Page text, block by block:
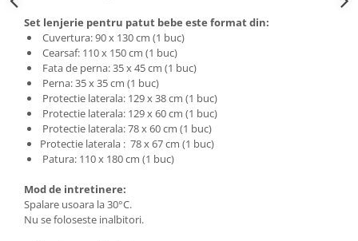
Set lenjerie pentru patut bebe este format din:
Cuvertura: 90 x 130 cm (1 buc)
Cearsaf: 110 x 150 cm (1 buc)
Fata de perna: 35 x 45 cm (1 buc)
Perna: 35 x 35 cm (1 buc)
Protectie laterala: 129 x 38 cm (1 buc)
Protectie laterala: 129 x 60 cm (1 buc)
Protectie laterala: 78 x 60 cm (1 buc)
Protectie laterala : 78 x 67 cm (1 buc)
Patura: 110 x 180 cm (1 buc)
Mod de intretinere:
Spalare usoara la 30°C.
Nu se foloseste inalbitori.